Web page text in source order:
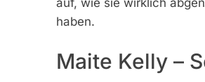
haben.
Maite Kelly –